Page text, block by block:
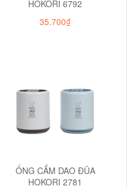
HOKORI 6792
35.700₫
ỐNG CẮM DAO ĐŨA
HOKORI 2781